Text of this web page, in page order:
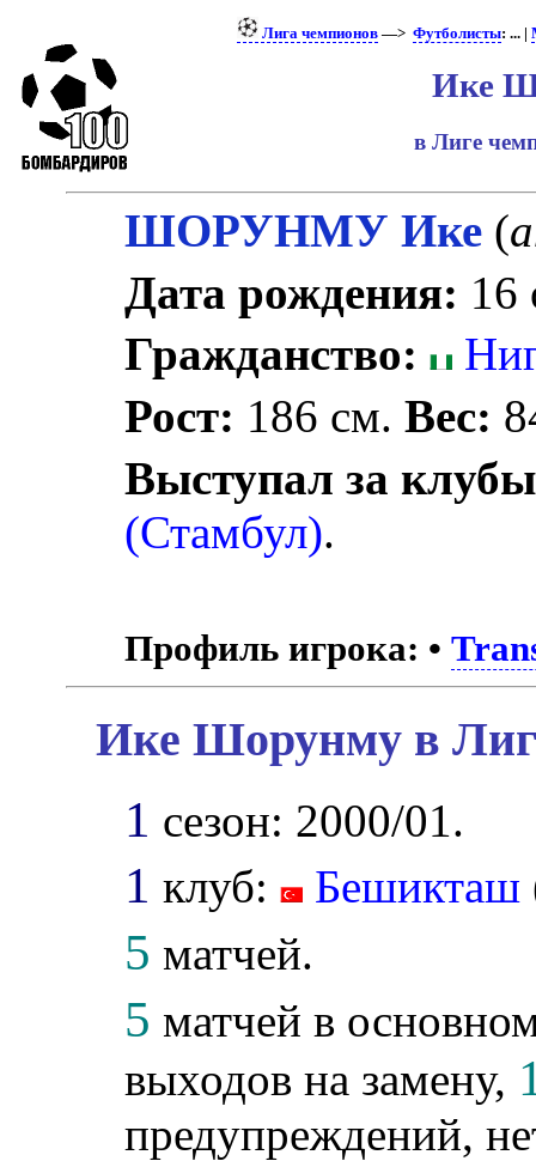
Лига чемпионов —>Футболисты: ... |
Ике
в Лиге
ШОРУНМУ Ике (
Дата рождения: 16
Гражданство:
Рост: 186 см.Вес:
Выступал за
(Стамбул).
Профиль игрока: •
Ике Шорунму в
1 сезон: 2000/01.
1 клуб: Бешикташ
5 матчей.
5 матчей в
выходов на замену,
предупреждений,